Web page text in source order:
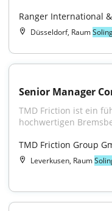
Ranger International
Düsseldorf, Raum
Senior Manager
TMD Friction ist ein
hochwertigen
TMD Friction Group
Leverkusen, Raum